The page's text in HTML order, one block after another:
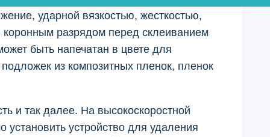
ударной вязкостью, жесткостью,
коронным разрядом перед склеиванием
быть напечатан в цвете для
из композитных пленок, пленок
и так далее. На высокоскоростной
устройство для удаления